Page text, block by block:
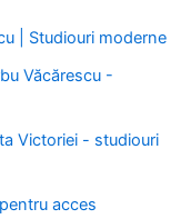
| Studiouri moderne
Văcărescu -
Victoriei - studiouri
acces